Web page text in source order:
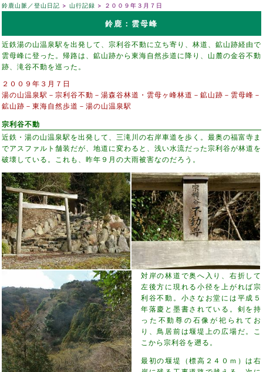
鈴鹿山脈／登山日記 山行記録 ２００９年３月７日
鈴鹿：雲母峰
近鉄湯の山温泉駅を出発して、宗利谷不動に立ち寄り、林道、鉱山跡経由で
雲母峰に登った。帰路は、鉱山跡から東海自然歩道に降り、山麓の金谷不動
跡、滝谷不動を巡った。
２００９年３月７日
湯の山温泉駅－宗利谷不動－湯森谷林道・雲母ヶ峰林道－鉱山跡－雲母峰－
鉱山跡－東海自然歩道－湯の山温泉駅
宗利谷不動
近鉄・湯の山温泉駅を出発して、三滝川の右岸車道を歩く。最奥の福富寺ま
でアスファルト舗装だが、地道に変わると、浅い水流だった宗利谷が林道を
破壊している。これも、昨年９月の大雨被害なのだろう。
対岸の林道で奥へ入り、右折して
左後方に現れる小径を上がれば宗
利谷不動。小さなお堂には平成５
年落慶と墨書されている。剣を持
った不動尊の石像が祀られてお
り、鳥居前は堰堤上の広場だ。こ
こから宗利谷を遡る。
最初の堰堤（標高２４０ｍ）は右